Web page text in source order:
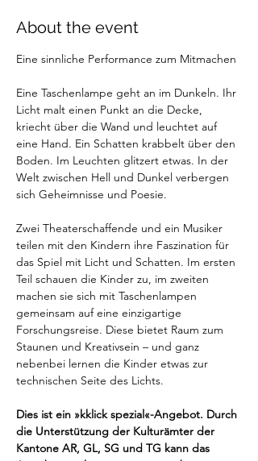
About the event
Eine sinnliche Performance zum Mitmachen
Eine Taschenlampe geht an im Dunkeln. Ihr
Licht malt einen Punkt an die Decke,
kriecht über die Wand und leuchtet auf
eine Hand. Ein Schatten krabbelt über den
Boden. Im Leuchten glitzert etwas. In der
Welt zwischen Hell und Dunkel verbergen
sich Geheimnisse und Poesie.
Zwei Theaterschaffende und ein Musiker
teilen mit den Kindern ihre Faszination für
das Spiel mit Licht und Schatten. Im ersten
Teil schauen die Kinder zu, im zweiten
machen sie sich mit Taschenlampen
gemeinsam auf eine einzigartige
Forschungsreise. Diese bietet Raum zum
Staunen und Kreativsein – und ganz
nebenbei lernen die Kinder etwas zur
technischen Seite des Lichts.
Dies ist ein »kklick spezial«-Angebot. Durch
die Unterstützung der Kulturämter der
Kantone AR, GL, SG und TG kann das